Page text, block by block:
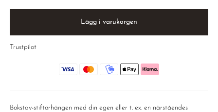
Lägg i varukorgen
Trustpilot
Bokstav-stiftörhängen med din egen eller t. ex. en närståendes